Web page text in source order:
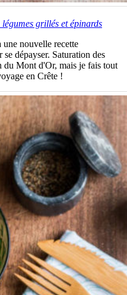
grillés et épinards
nouvelle recette
dépayser. Saturation des
du Mont d'Or, mais je fais tout
en Crête !